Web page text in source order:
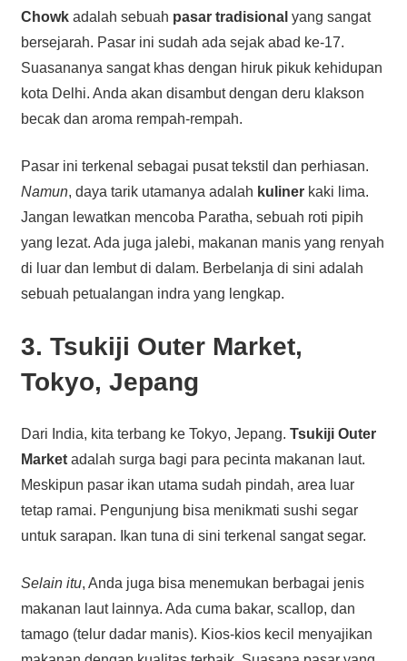
Chowkadalah sebuah pasar tradisional yang sangat
bersejarah. Pasar ini sudah ada sejak abad ke-17.
Suasananya sangat khas dengan hiruk pikuk kehidupan
kota Delhi. Anda akan disambut dengan deru klakson
becak dan aroma rempah-rempah.
Pasar ini terkenal sebagai pusat tekstil dan perhiasan.
Namun, daya tarik utamanya adalah kulinerkaki lima.
Jangan lewatkan mencoba Paratha, sebuah roti pipih
yang lezat. Ada juga jalebi, makanan manis yang renyah
di luar dan lembut di dalam. Berbelanja di sini adalah
sebuah petualangan indra yang lengkap.
3. Tsukiji Outer Market,
Tokyo, Jepang
Dari India, kita terbang ke Tokyo, Jepang. Tsukiji Outer
Marketadalah surga bagi para pecinta makanan laut.
Meskipun pasar ikan utama sudah pindah, area luar
tetap ramai. Pengunjung bisa menikmati sushi segar
untuk sarapan. Ikan tuna di sini terkenal sangat segar.
Selain itu, Anda juga bisa menemukan berbagai jenis
makanan laut lainnya. Ada cuma bakar, scallop, dan
tamago (telur dadar manis). Kios-kios kecil menyajikan